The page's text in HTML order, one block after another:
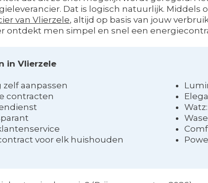
Dat is logisch natuurlijk. Middels
van Vlierzele, altijd op basis van jouw
ontdekt men simpel en snel een
in Vlierzele
aanpassen
contracten
voor elk huishouden